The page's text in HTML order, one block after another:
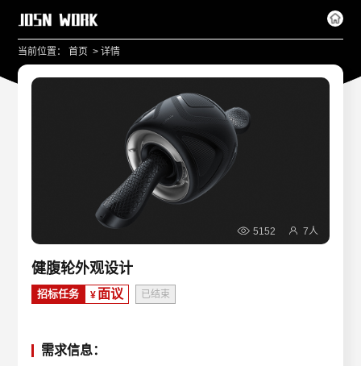
当前位置： 首页 >详情
5152 7人
招标任务 ¥ 面议 已结束
健腹轮外观设计
需求信息：